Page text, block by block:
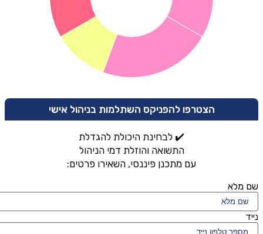
הצטרפו להפניקס השתלמות בניהול אישי
✔️ לבחינת היכולת להגדלת
התשואה והוזלת דמי הניהול
עם מתכנן פיננסי, השאירו פרטים:
שם מלא
נייד